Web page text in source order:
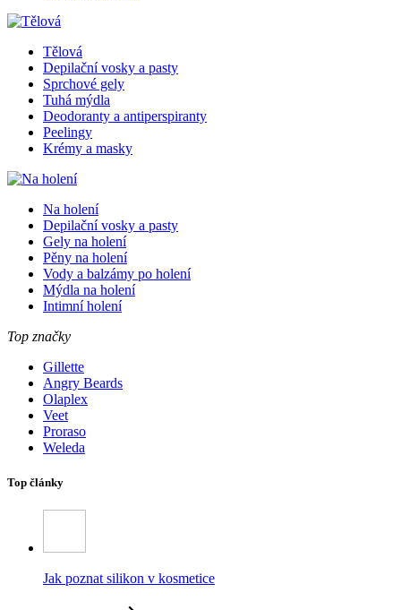
Tělová
Depilační vosky a pasty
Sprchové gely
Tuhá mýdla
Deodoranty a antiperspiranty
Peelingy
Krémy a masky
Na holení
Depilační vosky a pasty
Gely na holení
Pěny na holení
Vody a balzámy po holení
Mýdla na holení
Intimní holení
Top značky
Gillette
Angry Beards
Olaplex
Veet
Proraso
Weleda
Top články
Jak poznat silikon v kosmetice